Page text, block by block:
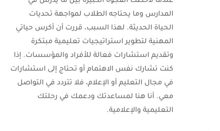
المدارس وما يحتاجه الطلاب لمواجهة تحديات
الحياة الحديثة. لهذا السبب، قررت أن أكرس حياتي
المهنية لتطوير استراتيجيات تعليمية مبتكرة
وتقديم استشارات فعالة للأفراد والمؤسسات. إذا
كنت تشارك نفس الاهتمام أو تحتاج إلى استشارات
في مجال التعليم أو الإعلام، فلا تتردد في التواصل
معي. أنا هنا لمساعدتك ودعمك في رحلتك
التعليمية والإعلامية.